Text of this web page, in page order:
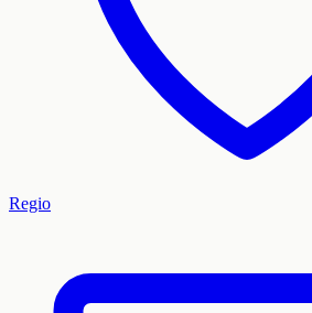
Regio